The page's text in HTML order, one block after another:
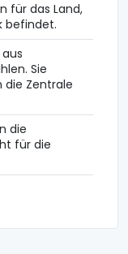
für das Land,
befindet.
Sie
die Zentrale
die
für die